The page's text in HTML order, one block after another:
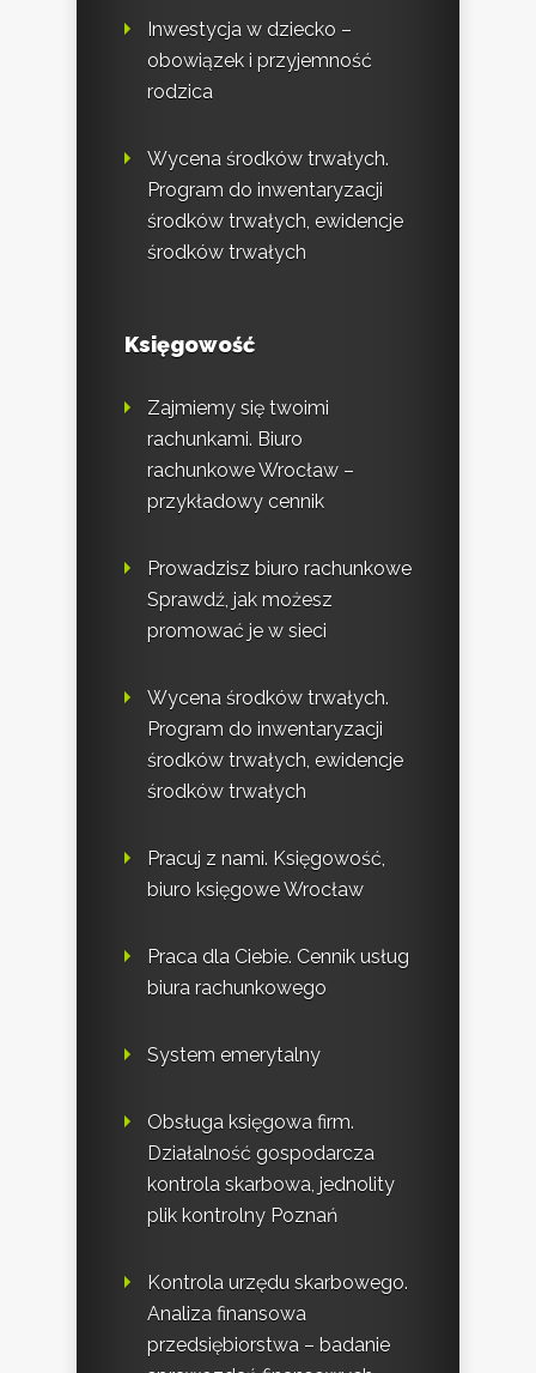
Inwestycja w dziecko –
obowiązek i przyjemność
rodzica
Wycena środków trwałych.
Program do inwentaryzacji
środków trwałych, ewidencje
środków trwałych
Księgowość
Zajmiemy się twoimi
rachunkami. Biuro
rachunkowe Wrocław –
przykładowy cennik
Prowadzisz biuro rachunkowe
Sprawdź, jak możesz
promować je w sieci
Wycena środków trwałych.
Program do inwentaryzacji
środków trwałych, ewidencje
środków trwałych
Pracuj z nami. Księgowość,
biuro księgowe Wrocław
Praca dla Ciebie. Cennik usług
biura rachunkowego
System emerytalny
Obsługa księgowa firm.
Działalność gospodarcza
kontrola skarbowa, jednolity
plik kontrolny Poznań
Kontrola urzędu skarbowego.
Analiza finansowa
przedsiębiorstwa – badanie